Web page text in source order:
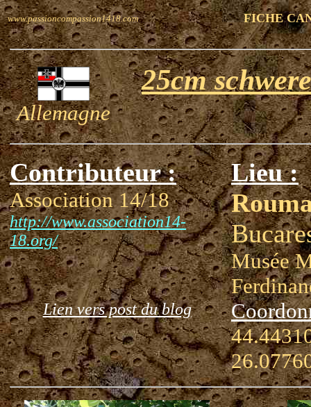
www.passioncompassion1418.com FICHE
Allemagne
25cm
Contributeur :
Association 14/18
http://www.association14-
18.org/
Lien vers post du blog
Lieu :
Musée